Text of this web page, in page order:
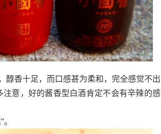
醇香十足，而口感甚为柔和，完全感觉不出
意，好的酱香型白酒肯定不会有辛辣的感